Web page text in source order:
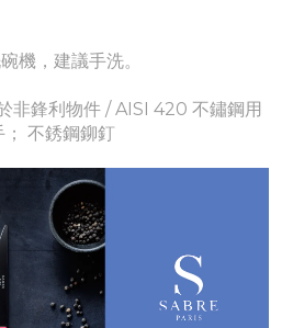
機，建議手洗。
非鋒利物件 / AISI 420 不鏽鋼用
不銹鋼鉚釘